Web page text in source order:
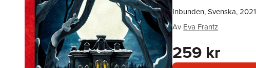
Inbunden, Svenska, 2021
Av Eva Frantz
259 kr